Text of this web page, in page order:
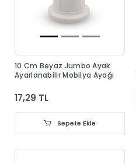
10 Cm Beyaz Jumbo Ayak
Ayarlanabilir Mobilya Ayağı
17,29 TL
Sepete Ekle